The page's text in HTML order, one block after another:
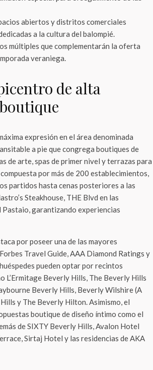
abiertos y distritos comerciales
a la cultura del balompié.
múltiples que complementarán la oferta
veraniega.
de alta
expresión en el área denominada
a pie que congrega boutiques de
de arte, spas de primer nivel y terrazas para
por más de 200 establecimientos,
partidos hasta cenas posteriores a las
Steakhouse, THE Blvd en las
garantizando experiencias
por poseer una de las mayores
Travel Guide, AAA Diamond Ratings y
pueden optar por recintos
L’Ermitage Beverly Hills, The Beverly Hills
Beverly Hills, Beverly Wilshire (A
y The Beverly Hilton. Asimismo, el
boutique de diseño íntimo como el
de SIXTY Beverly Hills, Avalon Hotel
Sirtaj Hotel y las residencias de AKA